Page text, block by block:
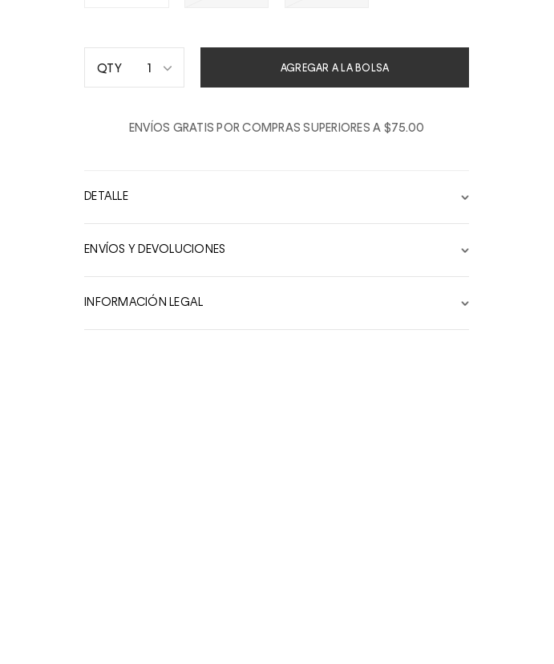
QTY 1
5
10
AGREGAR A LA BOLSA
ENVÍOS GRATIS POR COMPRAS SUPERIORES A $75.00
DETALLE
ENVÍOS Y DEVOLUCIONES
INFORMACIÓN LEGAL